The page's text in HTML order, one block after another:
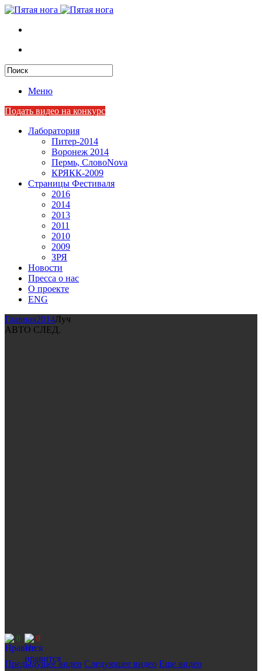
Меню
Подать видео на конкурс
Лаборатория
Питер-2014
Воронеж 2014
Пермь, СловоNova
КРЯКК-2009
Страницы Фестиваля
2016
2014
2013
2011
2010
2009
ЗРЯ
Новости
Пресса о нас
О проекте
ENG
Главная2014Луч
АВТО СЛЕД.
0 0
Предыдущее видео Следующее видео Еще видео